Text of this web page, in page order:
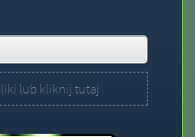
lub kliknij tutaj